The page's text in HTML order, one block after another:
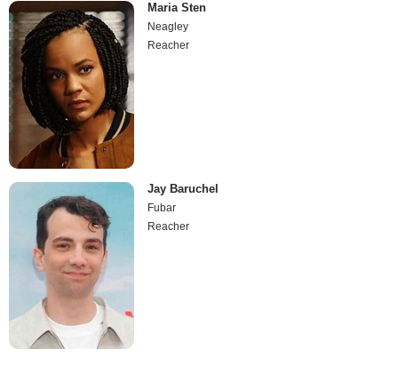
Maria Sten
Neagley
Reacher
Jay Baruchel
Fubar
Reacher